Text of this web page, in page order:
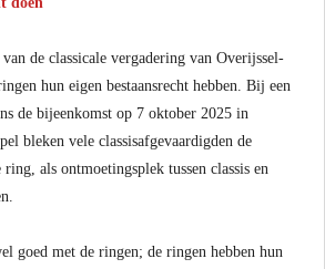
de classicale vergadering van Overijssel-
hun eigen bestaansrecht hebben. Bij een
de bijeenkomst op 7 oktober 2025 in
bleken vele classisafgevaardigden de
als ontmoetingsplek tussen classis en
goed met de ringen; de ringen hebben hun